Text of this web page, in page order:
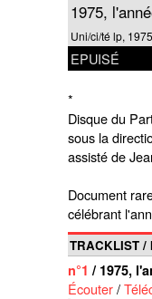
1975,
Uni/ci/té lp, 1975
EPUISÉ
*
Disque du
sous la
assisté de
Document
célébrant
TRACKLIST /
n°1 / 1975,
Écouter/